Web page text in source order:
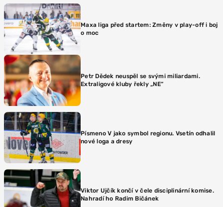
Maxa liga před startem: Změny v play-off i boj
o moc
Petr Dědek neuspěl se svými miliardami.
Extraligové kluby řekly „NE“
Písmeno V jako symbol regionu. Vsetín odhalil
nové loga a dresy
Viktor Ujčík končí v čele disciplinární komise.
Nahradí ho Radim Bičánek